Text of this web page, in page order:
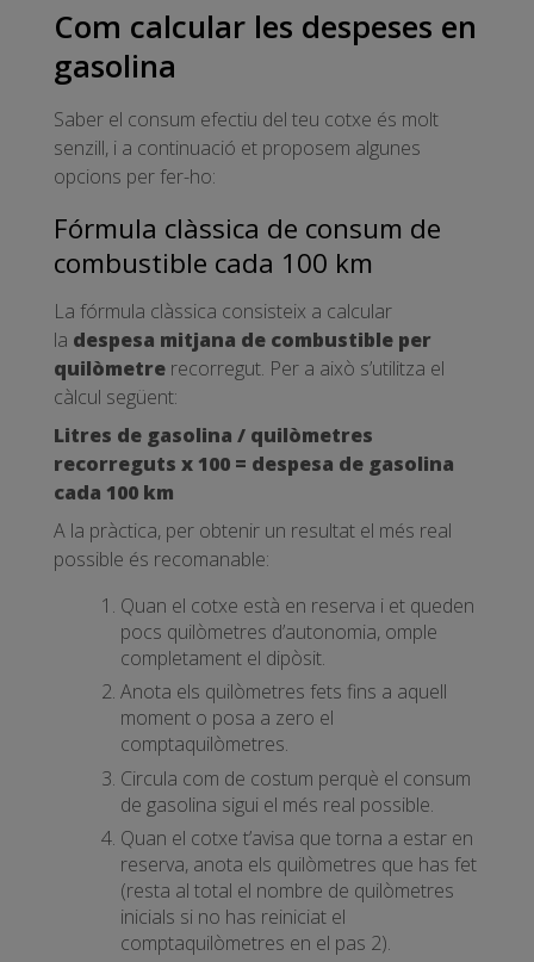
Com calcular les despeses en
gasolina
Saber el consum efectiu del teu cotxe és molt
senzill, i a continuació et proposem algunes
opcions per fer-ho:
Fórmula clàssica de consum de
combustible cada 100 km
La fórmula clàssica consisteix a calcular
la despesa mitjana de combustible per
quilòmetre recorregut. Per a això s’utilitza el
càlcul següent:
Litres de gasolina / quilòmetres
recorreguts x 100 = despesa de gasolina
cada 100 km
A la pràctica, per obtenir un resultat el més real
possible és recomanable:
Quan el cotxe està en reserva i et queden
pocs quilòmetres d’autonomia, omple
completament el dipòsit.
Anota els quilòmetres fets fins a aquell
moment o posa a zero el
comptaquilòmetres.
Circula com de costum perquè el consum
de gasolina sigui el més real possible.
Quan el cotxe t’avisa que torna a estar en
reserva, anota els quilòmetres que has fet
(resta al total el nombre de quilòmetres
inicials si no has reiniciat el
comptaquilòmetres en el pas 2).